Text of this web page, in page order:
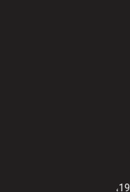
مشهد: احمدآباد خیابان راهنمایی بین 7-19،